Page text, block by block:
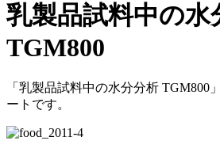
乳製品試料中の水
TGM800
「乳製品試料中の水分分析 TGM800
ートです。